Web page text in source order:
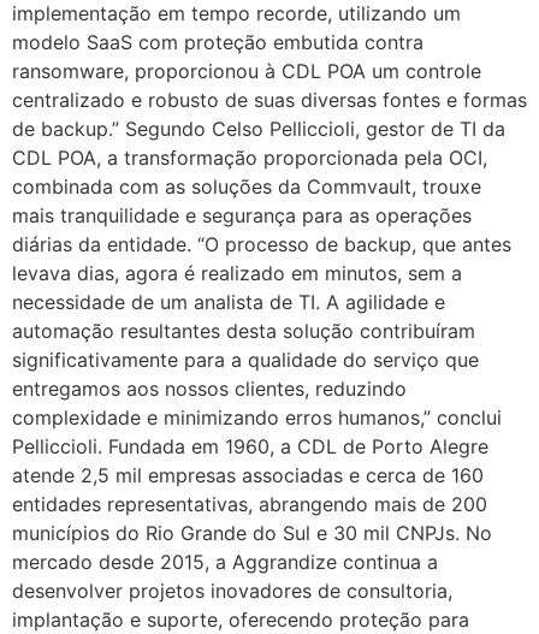
implementação em tempo recorde, utilizando um
modelo SaaS com proteção embutida contra
ransomware, proporcionou à CDL POA um controle
centralizado e robusto de suas diversas fontes e formas
de backup.” Segundo Celso Pelliccioli, gestor de TI da
CDL POA, a transformação proporcionada pela OCI,
combinada com as soluções da Commvault, trouxe
mais tranquilidade e segurança para as operações
diárias da entidade. “O processo de backup, que antes
levava dias, agora é realizado em minutos, sem a
necessidade de um analista de TI. A agilidade e
automação resultantes desta solução contribuíram
significativamente para a qualidade do serviço que
entregamos aos nossos clientes, reduzindo
complexidade e minimizando erros humanos,” conclui
Pelliccioli. Fundada em 1960, a CDL de Porto Alegre
atende 2,5 mil empresas associadas e cerca de 160
entidades representativas, abrangendo mais de 200
municípios do Rio Grande do Sul e 30 mil CNPJs. No
mercado desde 2015, a Aggrandize continua a
desenvolver projetos inovadores de consultoria,
implantação e suporte, oferecendo proteção para